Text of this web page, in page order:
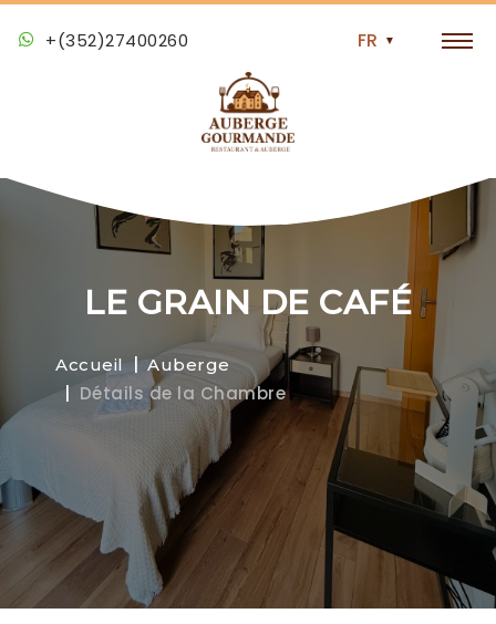
+(352)27400260
LE GRAIN DE CAFÉ
Accueil Auberge
Détails de la Chambre